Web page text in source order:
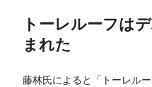
トーレルーフは
まれた
藤林氏によると「トーレル